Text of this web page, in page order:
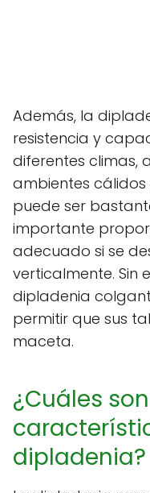
Además, la
resistencia y
diferentes climas,
ambientes cálidos
puede ser
importante
adecuado si se
verticalmente. Sin
dipladenia
permitir que sus
maceta.
¿Cuáles
dipladenia?